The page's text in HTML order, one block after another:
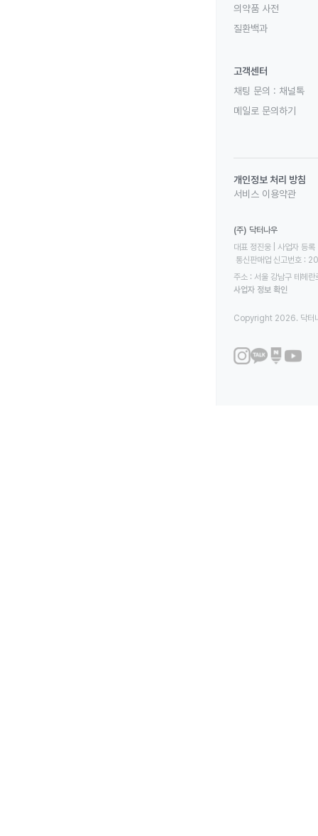
의약품 사전
질환백과
고객센터
채팅 문의 : 채널톡
메일로 문의하기
개인정보 처리 방침
서비스 이용약관
(주) 닥터나우
대표 정진웅 | 사업자
통신판매업 신고번호
주소 : 서울 강남구 테헤
사업자 정보 확인
Copyright 2026. 닥터